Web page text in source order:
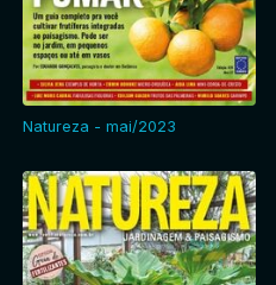
Natureza - mai/2023